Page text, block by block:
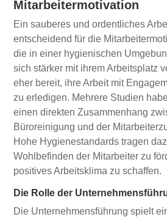
Mitarbeitermotivation
Ein sauberes und ordentliches
entscheidend für die
die in einer hygienischen
sich stärker mit ihrem Arbeitsplatz
eher bereit, ihre Arbeit mit
zu erledigen. Mehrere Studien
einen direkten Zusammenhang
Büroreinigung und der
Hohe Hygienestandards tragen
Wohlbefinden der Mitarbeiter zu
positives Arbeitsklima zu schaffen.
Die Rolle der
Die Unternehmensführung spielt